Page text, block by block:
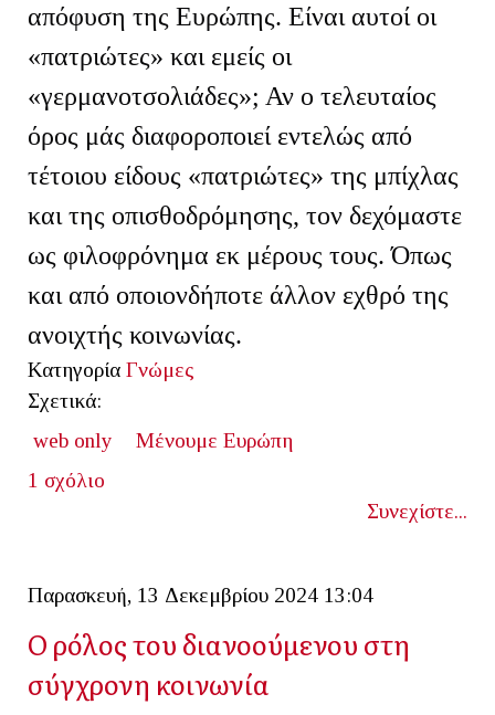
απόφυση της Ευρώπης. Είναι αυτοί οι
«πατριώτες» και εμείς οι
«γερμανοτσολιάδες»; Αν ο τελευταίος
όρος μάς διαφοροποιεί εντελώς από
τέτοιου είδους «πατριώτες» της μπίχλας
και της οπισθοδρόμησης, τον δεχόμαστε
ως φιλοφρόνημα εκ μέρους τους. Όπως
και από οποιονδήποτε άλλον εχθρό της
ανοιχτής κοινωνίας.
Κατηγορία Γνώμες
Σχετικά:
web only
Μένουμε Ευρώπη
1 σχόλιο
Συνεχίστε...
Παρασκευή, 13 Δεκεμβρίου 2024 13:04
Ο ρόλος του διανοούμενου στη
σύγχρονη κοινωνία